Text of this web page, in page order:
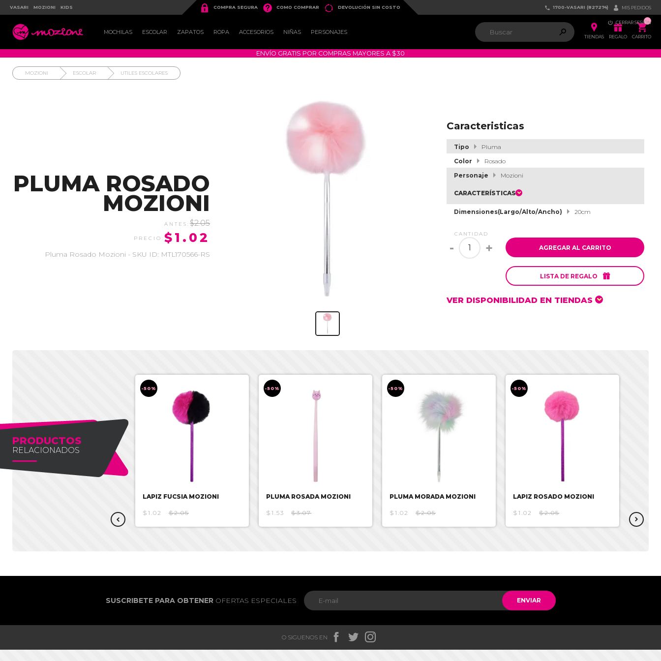
VASARI MOZIONI KIDS  COMPRA SEGURA  COMO COMPRAR  DEVOLUCIÓN SIN COSTO  1700-VASARI (827274)  MIS PEDIDOS
 CERRAR SESIÓN
 MOCHILAS ESCOLAR ZAPATOS ROPA ACCESORIOS NIÑAS PERSONAJES  
TIENDAS

REGALO
ຐ
CARRITO
ENVÍO GRATIS POR COMPRAS MAYORES A $30
MOZIONI ESCOLAR UTILES ESCOLARES
PLUMA ROSADO
MOZIONI
$2.05
$1.02
Pluma Rosado Mozioni - SKU ID: MTL170566-RS
Caracteristicas
Tipo
Pluma
Color
Rosado
Personaje
Mozioni
CARACTERÍSTICAS
Dimensiones(Largo/Alto/Ancho) 20cm
CANTIDAD
- + AGREGAR AL CARRITO
LISTA DE REGALO 
VER DISPONIBILIDAD EN TIENDAS
PRODUCTOS
RELACIONADOS
-50%
LAPIZ FUCSIA MOZIONI
$1.02 $2.05
-50%
PLUMA ROSADA MOZIONI
$1.53 $3.07
-50%
PLUMA MORADA MOZIONI
$1.02 $2.05
-50%
LAPIZ ROSADO MOZIONI
$1.02 $2.05 $1.02
SUSCRIBETE PARA OBTENEROFERTAS ESPECIALES ENVIAR
O SIGUENOS EN   